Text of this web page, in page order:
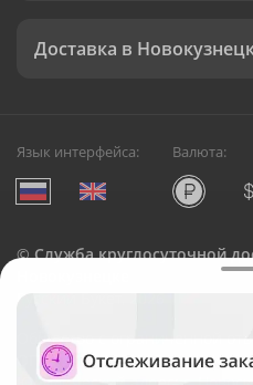
Доставка в
Язык интерфейса: Валюта:
©Служба круглосуточной
Русский Букет, 2026
Общество с ограниченной
ОГРН: 1195476081745, ИНН: